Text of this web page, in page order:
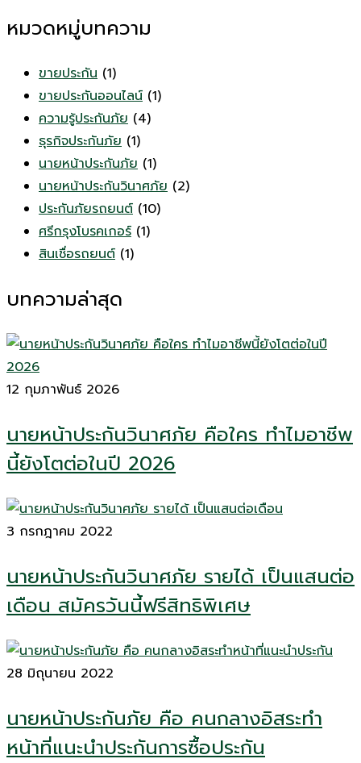
หมวดหมู่บทความ
ขายประกัน (1)
ขายประกันออนไลน์ (1)
ความรู้ประกันภัย (4)
ธุรกิจประกันภัย (1)
นายหน้าประกันภัย (1)
นายหน้าประกันวินาศภัย (2)
ประกันภัยรถยนต์ (10)
ศรีกรุงโบรคเกอร์ (1)
สินเชื่อรถยนต์ (1)
บทความล่าสุด
12 กุมภาพันธ์ 2026
นายหน้าประกันวินาศภัย คือใคร ทำไมอาชีพ
นี้ยังโตต่อในปี 2026
3 กรกฎาคม 2022
นายหน้าประกันวินาศภัย รายได้ เป็นแสนต่อ
เดือน สมัครวันนี้ฟรีสิทธิพิเศษ
28 มิถุนายน 2022
นายหน้าประกันภัย คือ คนกลางอิสระทำ
หน้าที่แนะนำประกันการซื้อประกัน